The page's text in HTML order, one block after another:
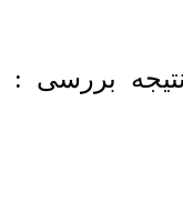
: تغییرات جمعی و اطلاع‌رسانی وضعیت و نتیجه بررسی